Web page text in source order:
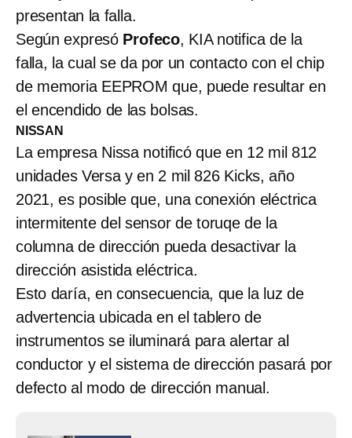
presentan la falla.
Según expresó Profeco, KIA notifica de la
falla, la cual se da por un contacto con el chip
de memoria EEPROM que, puede resultar en
el encendido de las bolsas.
NISSAN
La empresa Nissa notificó que en 12 mil 812
unidades Versa y en 2 mil 826 Kicks, año
2021, es posible que, una conexión eléctrica
intermitente del sensor de toruqe de la
columna de dirección pueda desactivar la
dirección asistida eléctrica.
Esto daría, en consecuencia, que la luz de
advertencia ubicada en el tablero de
instrumentos se iluminará para alertar al
conductor y el sistema de dirección pasará por
defecto al modo de dirección manual.